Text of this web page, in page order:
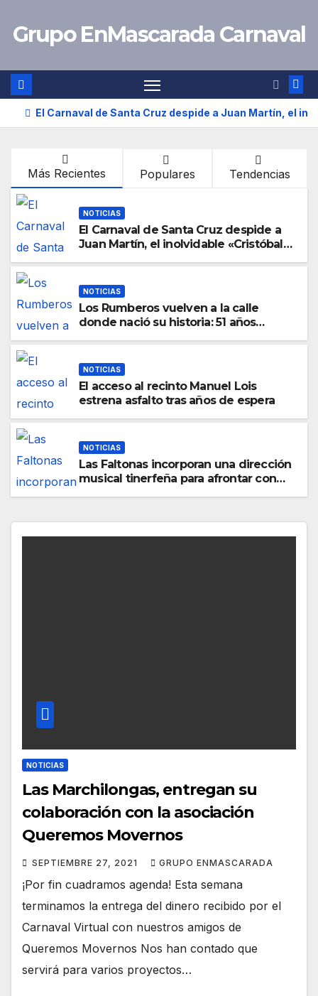
Grupo EnMascarada Carnaval
El Carnaval de Santa Cruz despide a Juan Martín, el
Más Recientes Populares Tendencias
NOTICIAS
El Carnaval de Santa Cruz despide a
Juan Martín, el inolvidable «Cristóbal
NOTICIAS
Los Rumberos vuelven a la calle
donde nació su historia: 51 años
NOTICIAS
El acceso al recinto Manuel Lois
estrena asfalto tras años de espera
NOTICIAS
Las Faltonas incorporan una dirección
musical tinerfeña para afrontar con
NOTICIAS
Las Marchilongas, entregan su
colaboración con la asociación
Queremos Movernos
SEPTIEMBRE 27, 2021 GRUPO ENMASCARADA
¡Por fin cuadramos agenda! Esta semana
terminamos la entrega del dinero recibido por el
Carnaval Virtual con nuestros amigos de
Queremos Movernos Nos han contado que
servirá para varios proyectos…